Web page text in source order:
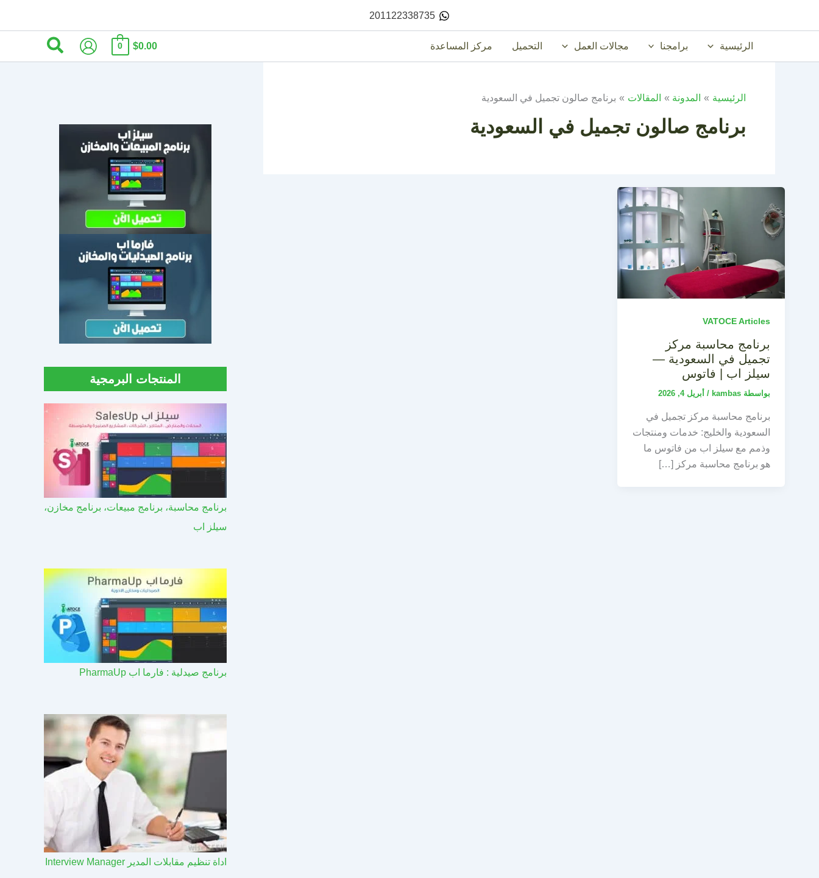
201122338735
الرئيسية برامجنا مجالات العمل التحميل مركز المساعدة $0.00
0 البحث
الرئيسية المدونة المقالات برنامج صالون تجميل في السعودية
برنامج صالون تجميل في السعودية
VATOCE Articles
برنامج محاسبة مركز
تجميل في السعودية —
سيلز اب | فاتوس
بواسطة kambas
/ أبريل 4, 2026
برنامج محاسبة مركز تجميل في
السعودية والخليج: خدمات ومنتجات
وذمم مع سيلز اب من فاتوس ما
هو برنامج محاسبة مركز […]
المنتجات البرمجية
برنامج محاسبة، برنامج مبيعات، برنامج مخازن،
سيلز اب
برنامج صيدلية : فارما اب PharmaUp​
اداة تنظيم مقابلات المدير Interview Manager